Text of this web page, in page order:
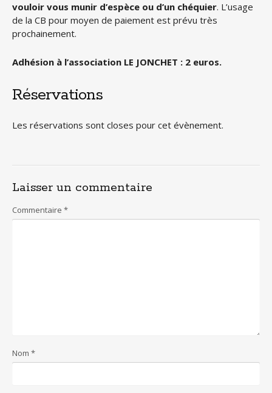
vouloir vous munir d’espèce ou d’un chéquier. L’usage
de la CB pour moyen de paiement est prévu très
prochainement.
Adhésion à l’association LE JONCHET : 2 euros.
Réservations
Les réservations sont closes pour cet évènement.
Laisser un commentaire
Commentaire *
Nom *